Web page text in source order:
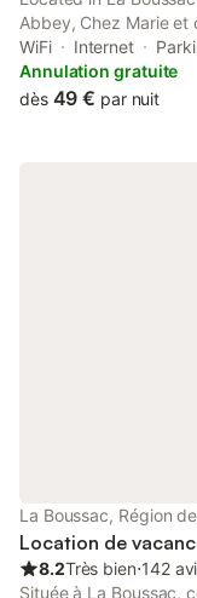
Abbey, Chez Marie
inner courtyard views,
WiFi Internet
Annulation gratuite
dès 49 € par nuit
La Boussac, Région
Location de
8.2Très bien⋅142
Située à La Boussac,